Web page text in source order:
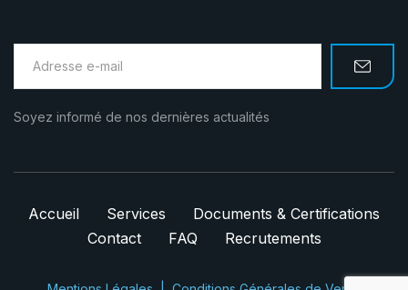
Soyez informé de nos dernières actualités
Accueil Services
Documents & Certifications
Contact
FAQ Recrutements